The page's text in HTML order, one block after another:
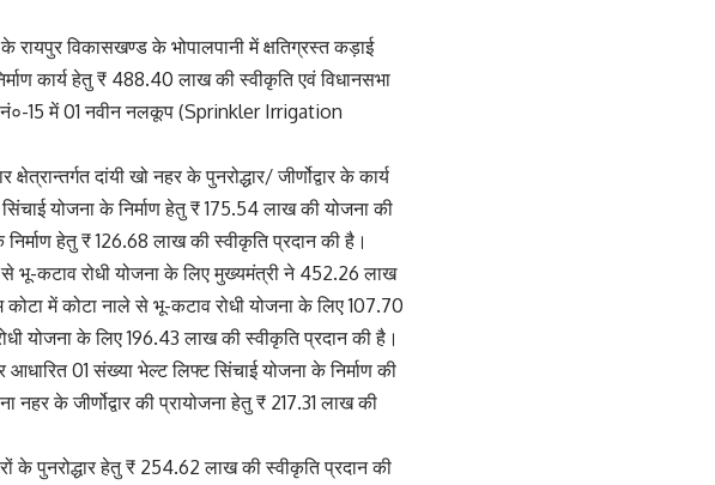
रायपुर विकासखण्ड के भोपालपानी में क्षतिग्रस्त कड़ाई
कार्य हेतु ₹ 488.40 लाख की स्वीकृति एवं विधानसभा
नं०-15 में 01 नवीन नलकूप (Sprinkler Irrigation
दांयी खो नहर के पुनरोद्धार/ जीर्णोद्वार के कार्य
योजना के निर्माण हेतु ₹ 175.54 लाख की योजना की
हेतु ₹ 126.68 लाख की स्वीकृति प्रदान की है।
भू-कटाव रोधी योजना के लिए मुख्यमंत्री ने 452.26 लाख
में कोटा नाले से भू-कटाव रोधी योजना के लिए 107.70
योजना के लिए 196.43 लाख की स्वीकृति प्रदान की है।
01 संख्या भेल्ट लिफ्ट सिंचाई योजना के निर्माण की
नहर के जीर्णोद्वार की प्रायोजना हेतु ₹ 217.31 लाख की
के पुनरोद्धार हेतु ₹ 254.62 लाख की स्वीकृति प्रदान की